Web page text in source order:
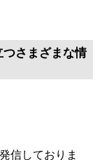
さまざまな情
信しておりま